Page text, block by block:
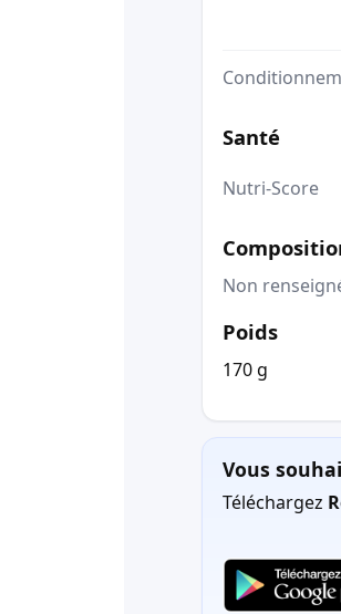
Santé
Nutri-Score
Non
Poids
170 g
Vous
Téléchargez